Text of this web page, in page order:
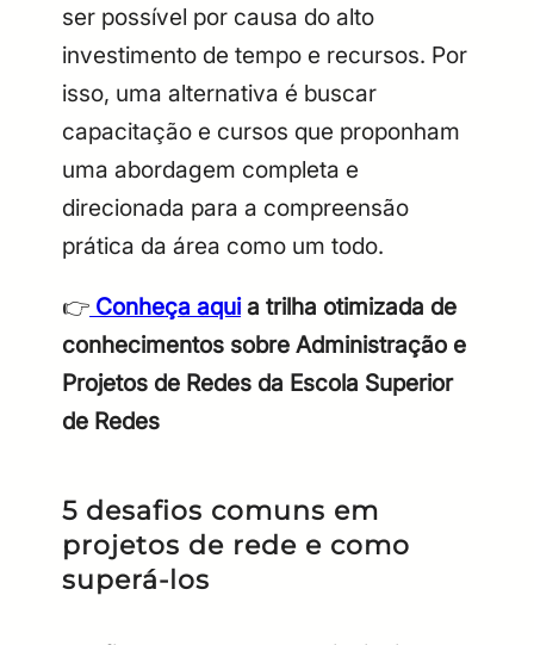
ser possível por causa do alto
investimento de tempo e recursos. Por
isso, uma alternativa é buscar
capacitação e cursos que proponham
uma abordagem completa e
direcionada para a compreensão
prática da área como um todo.
👉 Conheça aquia trilha otimizada de
conhecimentos sobre Administração e
Projetos de Redes da Escola Superior
de Redes
5 desafios comuns em
projetos de rede e como
superá-los